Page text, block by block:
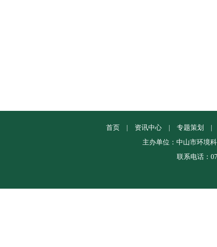
首页 资讯中心 专题策划
主办单位：中山市环境
联系电话：